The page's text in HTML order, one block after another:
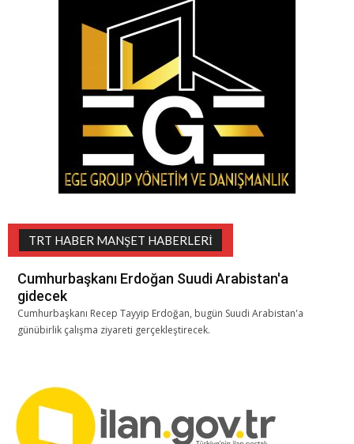
TRT HABER MANŞET HABERLERI
Cumhurbaşkanı Erdoğan Suudi Arabistan'a
gidecek
Cumhurbaşkanı Recep Tayyip Erdoğan, bugün Suudi Arabistan'a
günübirlik çalışma ziyareti gerçekleştirecek.